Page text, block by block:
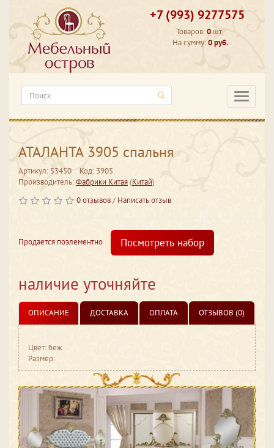
+7 (993) 9277575
Товаров:0 шт.
На сумму:0 руб.
АТАЛАНТА 3905 спальня
Артикул: 53450
Код: 3905
Производитель:Фабрики Китая(Китай)
0 отзывов/ Написать отзыв
Продается поэлементно Посмотреть набор
наличие уточняйте
ОПИСАНИЕ ДОСТАВКА ОПЛАТА ОТЗЫВОВ (0)
Цвет: беж
Размер: